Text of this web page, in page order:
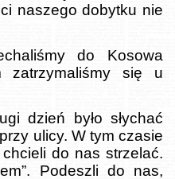
naszego dobytku nie
do Kosowa
zatrzymaliśmy się u
dzień było słychać
ulicy. W tym czasie
do nas strzelać.
Podeszli do nas,